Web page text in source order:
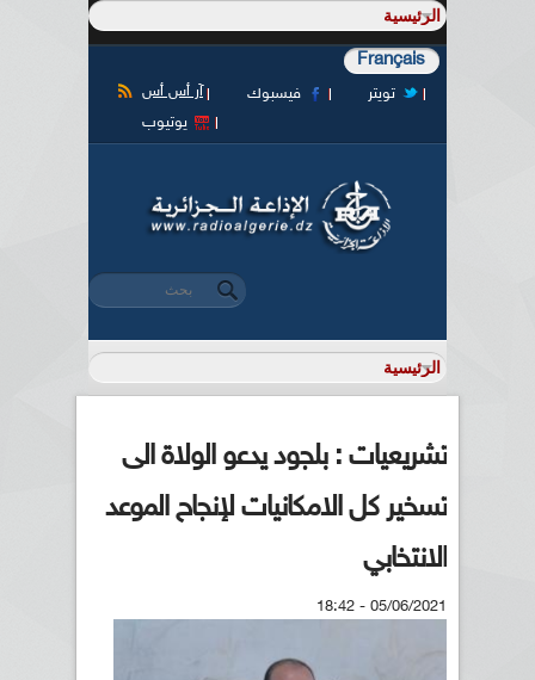
Français
آر أس أس فيسبوك
تويتر
يوتيوب
استمارة البحث
‏بحث ‏
تشريعيات : بلجود يدعو الولاة الى
تسخير كل الامكانيات لإنجاح الموعد
الانتخابي
05/06/2021 - 18:42